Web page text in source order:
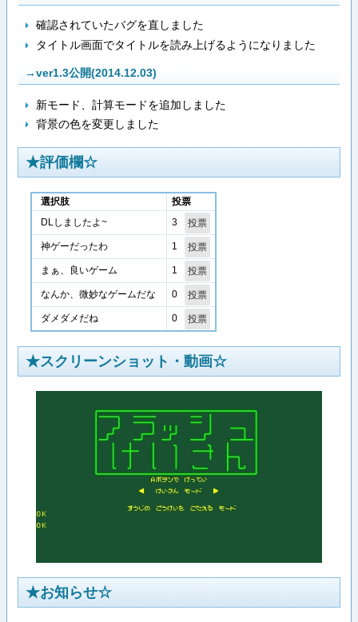
確認されていたバグを直しました
タイトル画面でタイトルを読み上げるようになりました
→ver1.3公開(2014.12.03)
新モード、計算モードを追加しました
背景の色を変更しました
★評価欄☆
選択肢 投票
DLしましたよ~ 3
神ゲーだったわ 1
まぁ、良いゲーム 1
なんか、微妙なゲームだな 0
ダメダメだね 0
★スクリーンショット・動画☆
★お知らせ☆